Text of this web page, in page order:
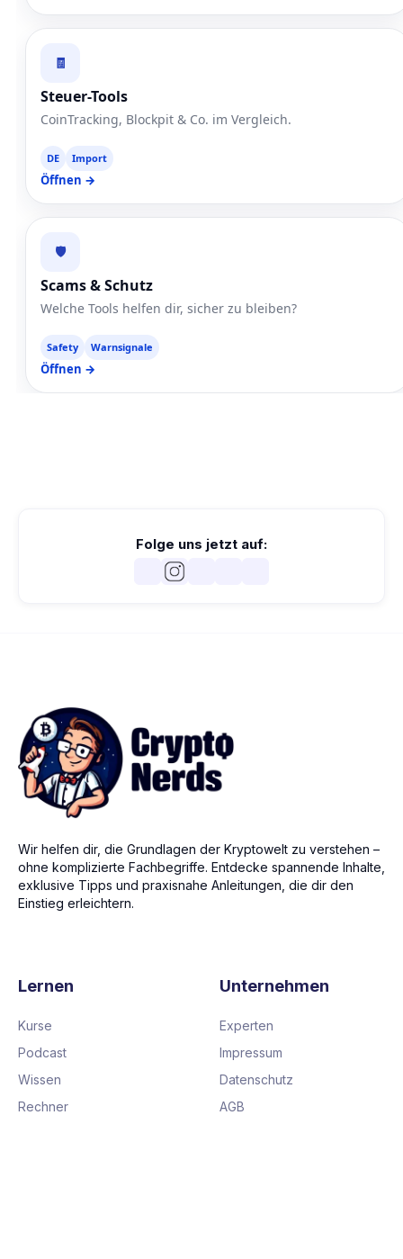
🧾
Steuer-Tools
CoinTracking, Blockpit & Co. im Vergleich.
DE Import
Öffnen →
🛡️
Scams & Schutz
Welche Tools helfen dir, sicher zu bleiben?
Safety Warnsignale
Öffnen →
Folge uns jetzt auf:
Wir helfen dir, die Grundlagen der Kryptowelt zu verstehen –
ohne komplizierte Fachbegriffe. Entdecke spannende Inhalte,
exklusive Tipps und praxisnahe Anleitungen, die dir den
Einstieg erleichtern.
Lernen
Kurse
Podcast
Wissen
Rechner
Unternehmen
Experten
Impressum
Datenschutz
AGB